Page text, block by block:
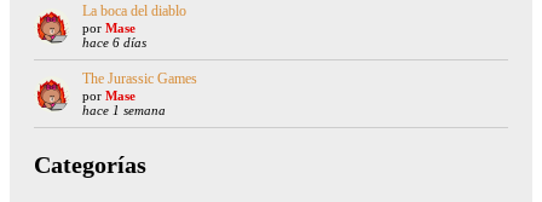
La boca del diablo
por Mase
hace 6 días
The Jurassic Games
por Mase
hace 1 semana
Categorías